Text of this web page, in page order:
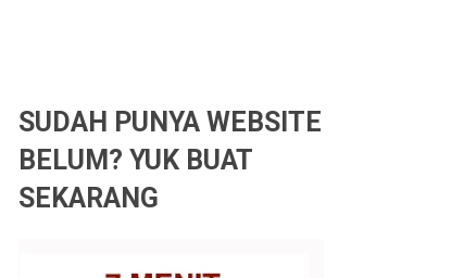
SUDAH PUNYA WEBSITE
BELUM? YUK BUAT
SEKARANG